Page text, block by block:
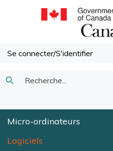
Se connecter/S'identifier
Soumettre
recherche
Micro-ordinateurs
Logiciels